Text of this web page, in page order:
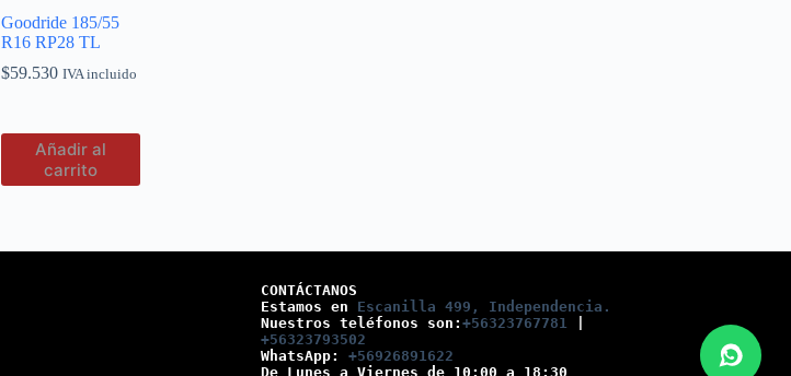
Goodride 185/55
R16 RP28 TL
$59.530 IVA incluido
Añadir al
carrito
CONTÁCTANOS
Estamos en Escanilla 499, Independencia.
Nuestros teléfonos son: +56323767781
+56323793502
WhatsApp: +56926891622
De Lunes a Viernes de 10:00 a 18:30